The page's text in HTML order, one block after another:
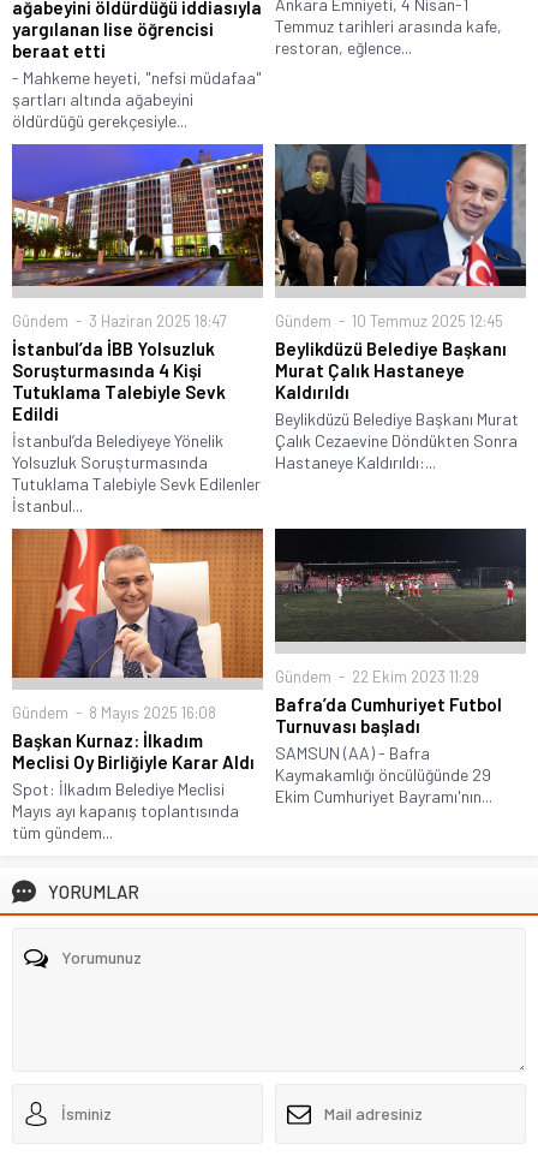
ağabeyini öldürdüğü iddiasıyla
yargılanan lise öğrencisi
beraat etti
- Mahkeme heyeti, "nefsi müdafaa"
şartları altında ağabeyini
öldürdüğü gerekçesiyle...
Ankara Emniyeti, 4 Nisan-1
Temmuz tarihleri arasında kafe,
restoran, eğlence...
Gündem 3 Haziran 2025 18:47
İstanbul’da İBB Yolsuzluk
Soruşturmasında 4 Kişi
Tutuklama Talebiyle Sevk
Edildi
İstanbul’da Belediyeye Yönelik
Yolsuzluk Soruşturmasında
Tutuklama Talebiyle Sevk Edilenler
İstanbul...
Gündem 10 Temmuz 2025 12:45
Beylikdüzü Belediye Başkanı
Murat Çalık Hastaneye
Kaldırıldı
Beylikdüzü Belediye Başkanı Murat
Çalık Cezaevine Döndükten Sonra
Hastaneye Kaldırıldı:...
Gündem 8 Mayıs 2025 16:08
Başkan Kurnaz: İlkadım
Meclisi Oy Birliğiyle Karar Aldı
Spot: İlkadım Belediye Meclisi
Mayıs ayı kapanış toplantısında
tüm gündem...
Gündem 22 Ekim 2023 11:29
Bafra’da Cumhuriyet Futbol
Turnuvası başladı
SAMSUN (AA) - Bafra
Kaymakamlığı öncülüğünde 29
Ekim Cumhuriyet Bayramı'nın...
YORUMLAR